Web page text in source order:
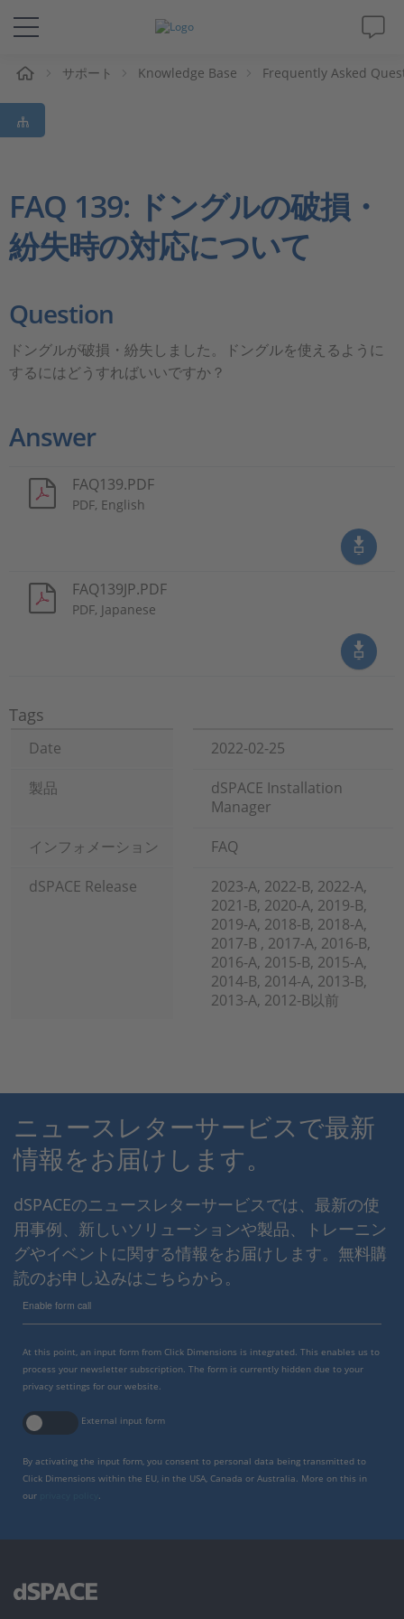
ソリューションと製品
サポート
Magazine
採用情報
サポート Knowledge Base Frequently Asked
FAQ 139: ドングルの破損・
紛失時の対応について
Question
ドングルが破損・紛失しました。ドングルを使えるように
するにはどうすればいいですか？
Answer
FAQ139.PDF
PDF, English
FAQ139JP.PDF
PDF, Japanese
Tags
Date
2022-02-25
製品
dSPACE Installation
Manager
インフォメーション
FAQ
dSPACE Release
2023-A, 2022-B, 2022-A,
2021-B, 2020-A, 2019-B,
2019-A, 2018-B, 2018-A,
2017-B , 2017-A, 2016-B,
2016-A, 2015-B, 2015-A,
2014-B, 2014-A, 2013-B,
2013-A, 2012-B以前
ニュースレターサービスで最新
情報をお届けします。
dSPACEのニュースレターサービスでは、最新の使
用事例、新しいソリューションや製品、トレーニン
グやイベントに関する情報をお届けします。無料購
読のお申し込みはこちらから。
Enable form call
At this point, an input form from Click Dimensions is integrated. This enables us to
process your newsletter subscription. The form is currently hidden due to your
privacy settings for our website.
External input form
By activating the input form, you consent to personal data being transmitted to
Click Dimensions within the EU, in the USA, Canada or Australia. More on this in
our